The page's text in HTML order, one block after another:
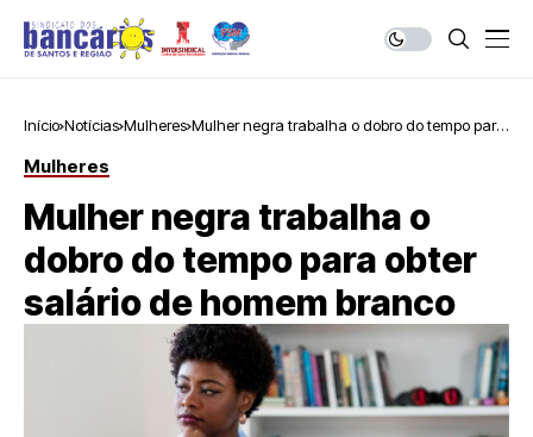
Início Notícias Mulheres Mulher negra trabalha o dobro do tempo para
Mulheres
Mulher negra trabalha o
dobro do tempo para obter
salário de homem branco